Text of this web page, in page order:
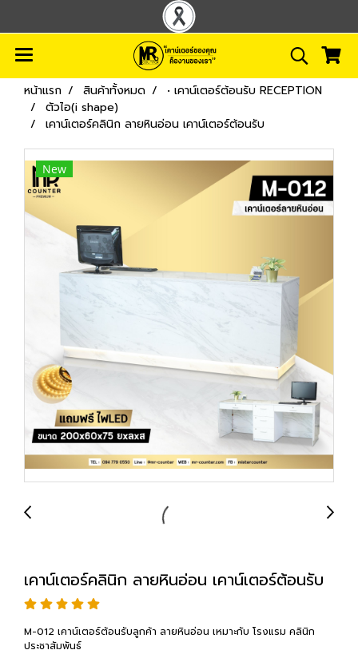
หน้าแรก สินค้าทั้งหมด
• เคาน์เตอร์ต้อนรับ RECEPTION
ตัวไอ(i shape)
เคาน์เตอร์คลินิก ลายหินอ่อน เคาน์เตอร์ต้อนรับ
New
เคาน์เตอร์คลินิก ลายหินอ่อน เคาน์เตอร์ต้อนรับ
M-012 เคาน์เตอร์ต้อนรับลูกค้า ลายหินอ่อน เหมาะกับ โรงแรม คลินิก
ประชาสัมพันธ์